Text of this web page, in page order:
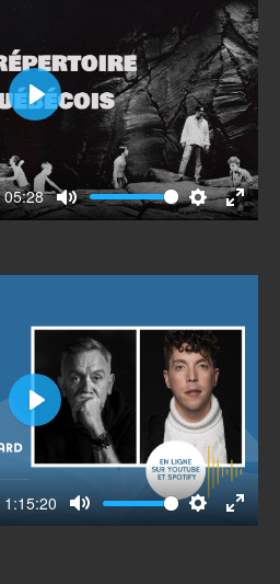
05:28
Mute SettingsEnter
Play
1:15:20
Mute SettingsEnter
Play